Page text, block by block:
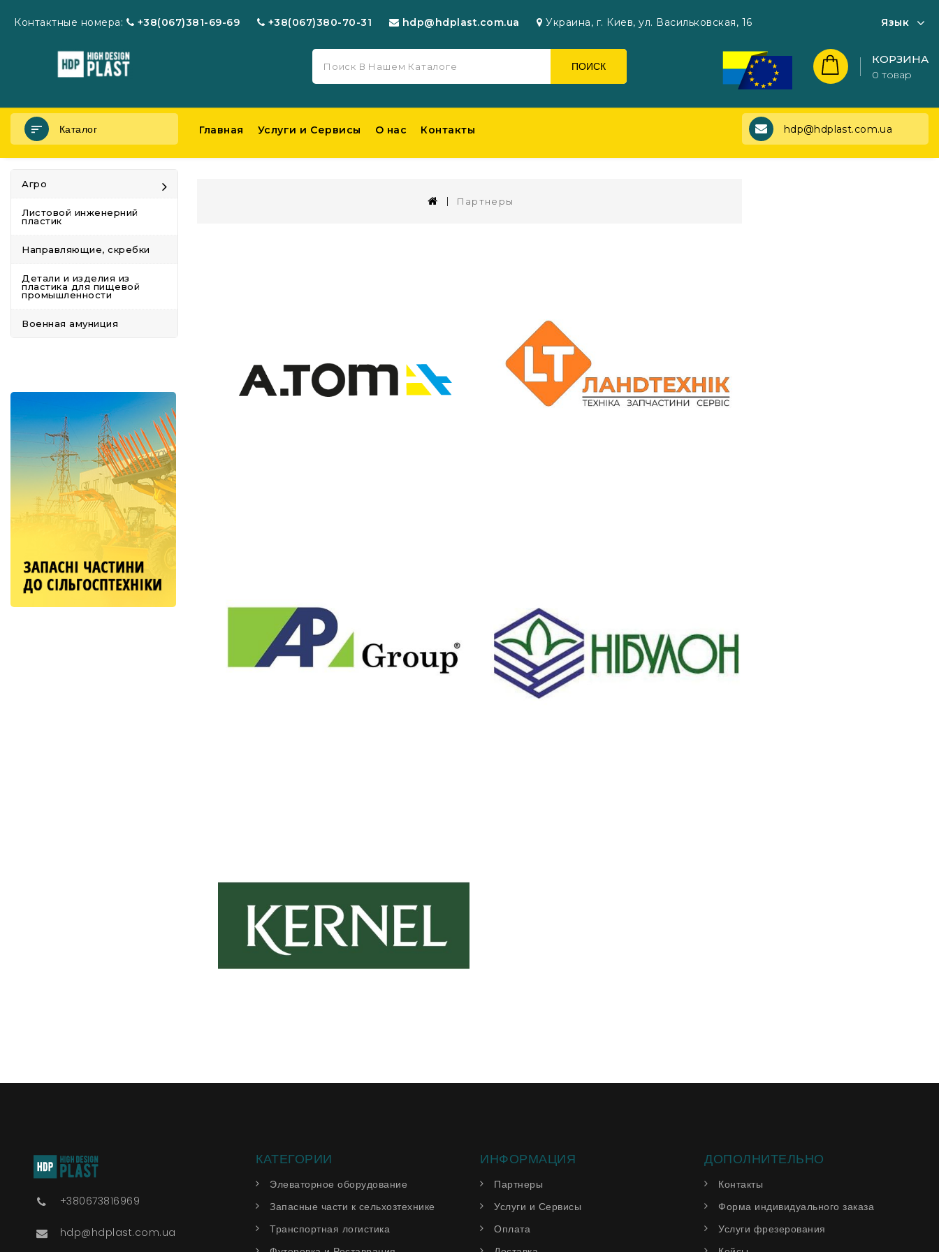
Контактные номера: +38(067)381-69-69 +38(067)380-70-31 hdp@hdplast.com.ua Украина, г. Киев, ул. Васильковская, 16 Язык
ПОИСК
КОРЗИНА
0 товар
Каталог
Агро
Листовой инженерний
пластик
Направляющие, скребки
Детали и изделия из
пластика для пищевой
промышленности
Военная амуниция
Главная Услуги и Сервисы О нас Контакты hdp@hdplast.com.ua
Партнеры
+380673816969
hdp@hdplast.com.ua
КАТЕГОРИИ
Элеваторное оборудование
Запасные части к сельхозтехнике
Транспортная логистика
ИНФОРМАЦИЯ
Партнеры
Услуги и Сервисы
Оплата
ДОПОЛНИТЕЛЬНО
Контакты
Форма индивидуального заказа
Услуги фрезерования